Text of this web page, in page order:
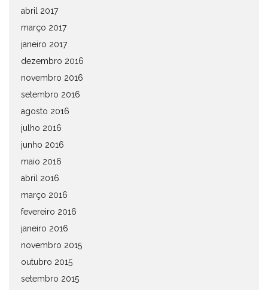
abril 2017
março 2017
janeiro 2017
dezembro 2016
novembro 2016
setembro 2016
agosto 2016
julho 2016
junho 2016
maio 2016
abril 2016
março 2016
fevereiro 2016
janeiro 2016
novembro 2015
outubro 2015
setembro 2015